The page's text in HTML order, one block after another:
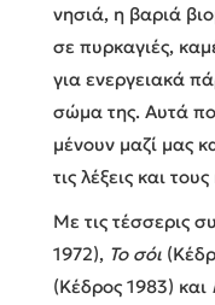
νησιά, η βαριά
σε πυρκαγιές,
για ενεργειακά
σώμα της. Αυτά
μένουν μαζί μας
τις λέξεις και
Με τις τέσσερις
1972), Το σόι
(Κέδρος 1983) και